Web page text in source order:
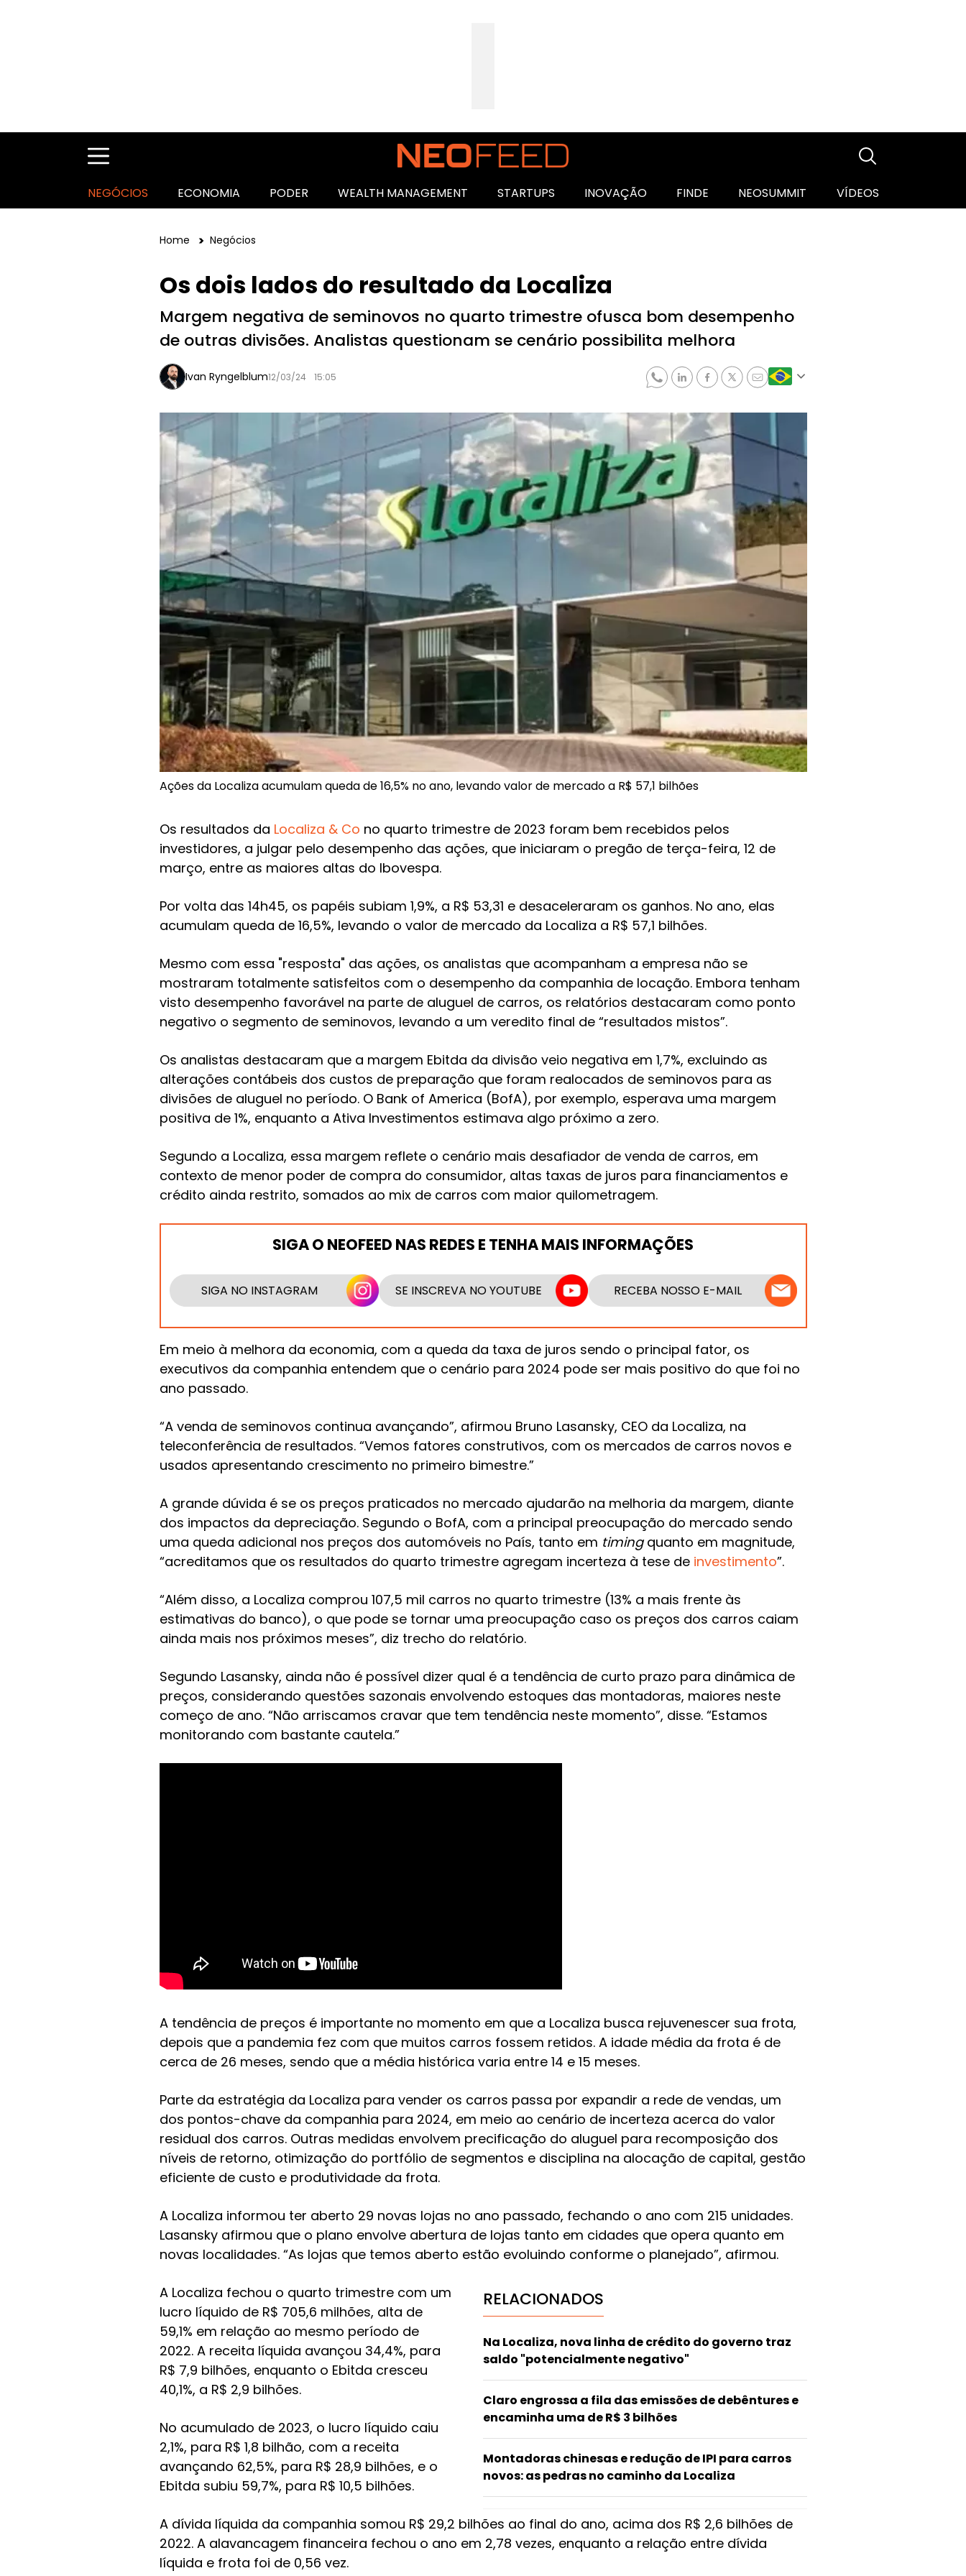
NEGÓCIOS ECONOMIA PODER WEALTH MANAGEMENT STARTUPS INOVAÇÃO FINDE NEOSUMMIT VÍDEOS
Home Negócios
Os dois lados do resultado da Localiza
Margem negativa de seminovos no quarto trimestre ofusca bom desempenho
de outras divisões. Analistas questionam se cenário possibilita melhora
Ivan Ryngelblum12/03/24 15:05
Ações da Localiza acumulam queda de 16,5% no ano, levando valor de mercado a R$ 57,1 bilhões
Os resultados da Localiza & Co no quarto trimestre de 2023 foram bem recebidos pelos
investidores, a julgar pelo desempenho das ações, que iniciaram o pregão de terça-feira, 12 de
março, entre as maiores altas do Ibovespa.
Por volta das 14h45, os papéis subiam 1,9%, a R$ 53,31 e desaceleraram os ganhos. No ano, elas
acumulam queda de 16,5%, levando o valor de mercado da Localiza a R$ 57,1 bilhões.
Mesmo com essa "resposta" das ações, os analistas que acompanham a empresa não se
mostraram totalmente satisfeitos com o desempenho da companhia de locação. Embora tenham
visto desempenho favorável na parte de aluguel de carros, os relatórios destacaram como ponto
negativo o segmento de seminovos, levando a um veredito final de “resultados mistos”.
Os analistas destacaram que a margem Ebitda da divisão veio negativa em 1,7%, excluindo as
alterações contábeis dos custos de preparação que foram realocados de seminovos para as
divisões de aluguel no período. O Bank of America (BofA), por exemplo, esperava uma margem
positiva de 1%, enquanto a Ativa Investimentos estimava algo próximo a zero.
Segundo a Localiza, essa margem reflete o cenário mais desafiador de venda de carros, em
contexto de menor poder de compra do consumidor, altas taxas de juros para financiamentos e
crédito ainda restrito, somados ao mix de carros com maior quilometragem.
SIGA O NEOFEED NAS REDES E TENHA MAIS INFORMAÇÕES
SIGA NO INSTAGRAM SE INSCREVA NO YOUTUBE RECEBA NOSSO E-MAIL
Em meio à melhora da economia, com a queda da taxa de juros sendo o principal fator, os
executivos da companhia entendem que o cenário para 2024 pode ser mais positivo do que foi no
ano passado.
“A venda de seminovos continua avançando”, afirmou Bruno Lasansky, CEO da Localiza, na
teleconferência de resultados. “Vemos fatores construtivos, com os mercados de carros novos e
usados apresentando crescimento no primeiro bimestre.”
A grande dúvida é se os preços praticados no mercado ajudarão na melhoria da margem, diante
dos impactos da depreciação. Segundo o BofA, com a principal preocupação do mercado sendo
uma queda adicional nos preços dos automóveis no País, tanto em timingquanto em magnitude,
“acreditamos que os resultados do quarto trimestre agregam incerteza à tese de investimento”.
“Além disso, a Localiza comprou 107,5 mil carros no quarto trimestre (13% a mais frente às
estimativas do banco), o que pode se tornar uma preocupação caso os preços dos carros caiam
ainda mais nos próximos meses”, diz trecho do relatório.
Segundo Lasansky, ainda não é possível dizer qual é a tendência de curto prazo para dinâmica de
preços, considerando questões sazonais envolvendo estoques das montadoras, maiores neste
começo de ano. “Não arriscamos cravar que tem tendência neste momento”, disse. “Estamos
monitorando com bastante cautela.”
A tendência de preços é importante no momento em que a Localiza busca rejuvenescer sua frota,
depois que a pandemia fez com que muitos carros fossem retidos. A idade média da frota é de
cerca de 26 meses, sendo que a média histórica varia entre 14 e 15 meses.
Parte da estratégia da Localiza para vender os carros passa por expandir a rede de vendas, um
dos pontos-chave da companhia para 2024, em meio ao cenário de incerteza acerca do valor
residual dos carros. Outras medidas envolvem precificação do aluguel para recomposição dos
níveis de retorno, otimização do portfólio de segmentos e disciplina na alocação de capital, gestão
eficiente de custo e produtividade da frota.
A Localiza informou ter aberto 29 novas lojas no ano passado, fechando o ano com 215 unidades.
Lasansky afirmou que o plano envolve abertura de lojas tanto em cidades que opera quanto em
novas localidades. “As lojas que temos aberto estão evoluindo conforme o planejado”, afirmou.
RELACIONADOS
Na Localiza, nova linha de crédito do governo traz
saldo "potencialmente negativo"
Claro engrossa a fila das emissões de debêntures e
encaminha uma de R$ 3 bilhões
Montadoras chinesas e redução de IPI para carros
novos: as pedras no caminho da Localiza
A Localiza fechou o quarto trimestre com um
lucro líquido de R$ 705,6 milhões, alta de
59,1% em relação ao mesmo período de
2022. A receita líquida avançou 34,4%, para
R$ 7,9 bilhões, enquanto o Ebitda cresceu
40,1%, a R$ 2,9 bilhões.
No acumulado de 2023, o lucro líquido caiu
2,1%, para R$ 1,8 bilhão, com a receita
avançando 62,5%, para R$ 28,9 bilhões, e o
Ebitda subiu 59,7%, para R$ 10,5 bilhões.
A dívida líquida da companhia somou R$ 29,2 bilhões ao final do ano, acima dos R$ 2,6 bilhões de
2022. A alavancagem financeira fechou o ano em 2,78 vezes, enquanto a relação entre dívida
líquida e frota foi de 0,56 vez.